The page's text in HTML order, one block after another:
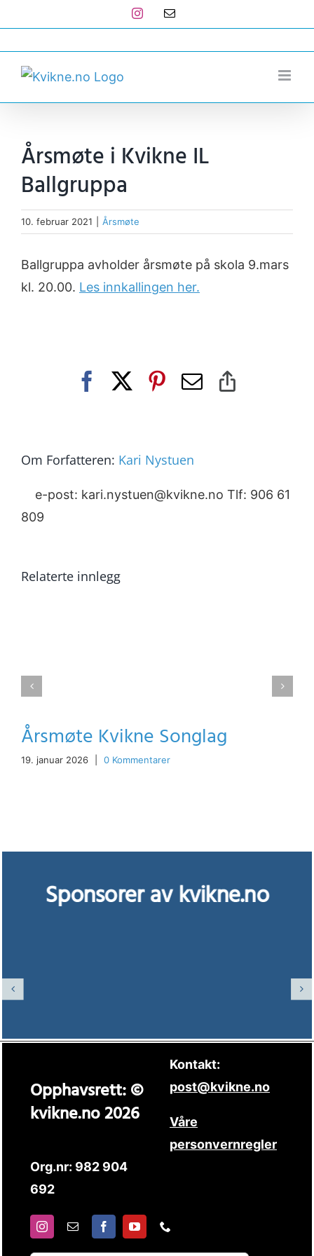
to
content
Instagram
E-
Årsmøte i Kvikne IL
Ballgruppa
10. februar 2021 Årsmøte
Ballgruppa avholder årsmøte på skola 9.mars
kl. 20.00. Les innkallingen her.
Facebook Pinterest
E-
Om Forfatteren: Kari Nystuen
e-post: kari.nystuen@kvikne.no Tlf: 906 61
809
Relaterte innlegg
Årsmøte Kvikne Songlag
19. januar 2026 0 Kommentarer
Sponsorer av kvikne.no
Opphavsrett: ©
kvikne.no 2026
Org.nr: 982 904
692
Kontakt:
post@kvikne.no
Våre
personvernregler